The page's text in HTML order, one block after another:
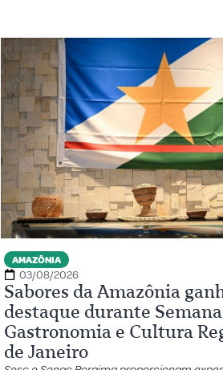
AMAZÔNIA
03/08/2026
Sabores da Amazônia
destaque durante
Gastronomia e Cultura
de Janeiro